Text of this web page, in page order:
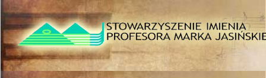
Skip
to
content